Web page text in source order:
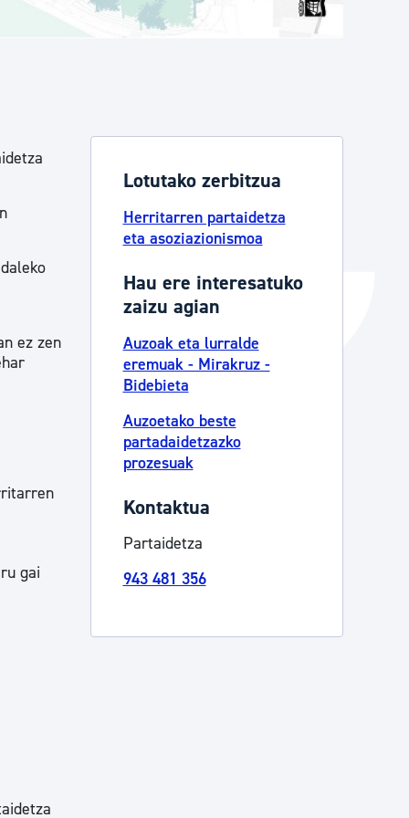
Izapideen katalogoa
ez zen
gai
Lotutako zerbitzua
Herritarren partaidetza
eta asoziazionismoa
Hau ere interesatuko
zaizu agian
Auzoak eta lurralde
eremuak - Mirakruz -
Bidebieta
Auzoetako beste
partadaidetzazko
prozesuak
Kontaktua
Partaidetza
943 481 356